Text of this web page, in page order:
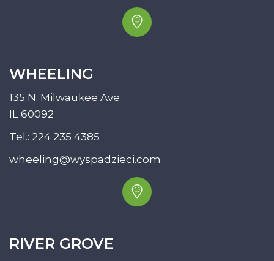
WHEELING
135 N. Milwaukee Ave
IL 60092
Tel.: 224 235 4385
wheeling@wyspadzieci.com
RIVER GROVE